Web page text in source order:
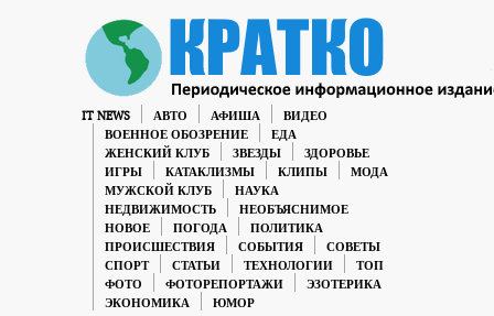
IT NEWS АВТО АФИША
ВИДЕО
ВОЕННОЕ ОБОЗРЕНИЕ
ЕДА
ЖЕНСКИЙ КЛУБ
ЗВЕЗДЫ
ЗДОРОВЬЕ
ИГРЫ
КАТАКЛИЗМЫ КЛИПЫ
МОДА
МУЖСКОЙ КЛУБ
НАУКА
НЕДВИЖИМОСТЬ
НЕОБЪЯСНИМОЕ
НОВОЕ
ПОГОДА
ПОЛИТИКА
ПРОИСШЕСТВИЯ
СОБЫТИЯ
СОВЕТЫ
СПОРТ
СТАТЬИ ТЕХНОЛОГИИ
ТОП
ФОТО
ФОТОРЕПОРТАЖИ
ЭЗОТЕРИКА
ЭКОНОМИКА
ЮМОР